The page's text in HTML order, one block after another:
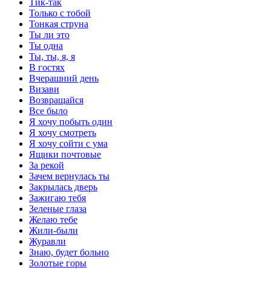
Только с тобой
Тонкая струна
Ты ли это
Ты одна
Ты, ты, я, я
В гостях
Вчерашний день
Визави
Возвращайся
Все было
Я хочу побыть один
Я хочу смотреть
Я хочу сойти с ума
Ящики почтовые
За рекой
Зачем вернулась ты
Закрылась дверь
Зажигаю тебя
Зеленые глаза
Желаю тебе
Жили-были
Журавли
Знаю, будет больно
Золотые горы